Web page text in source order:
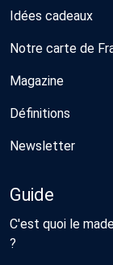
Idées cadeaux
Notre carte de
Magazine
Définitions
Newsletter
Guide
C'est quoi le
?